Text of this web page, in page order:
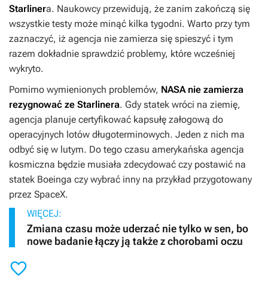
Starlinera. Naukowcy przewidują, że zanim zakończą się
wszystkie testy może minąć kilka tygodni. Warto przy tym
zaznaczyć, iż agencja nie zamierza się spieszyć i tym
razem dokładnie sprawdzić problemy, które wcześniej
wykryto.
Pomimo wymienionych problemów, NASA nie zamierza
rezygnować ze Starlinera. Gdy statek wróci na ziemię,
agencja planuje certyfikować kapsułę załogową do
operacyjnych lotów długoterminowych. Jeden z nich ma
odbyć się w lutym. Do tego czasu amerykańska agencja
kosmiczna będzie musiała zdecydować czy postawić na
statek Boeinga czy wybrać inny na przykład przygotowany
przez SpaceX.
WIĘCEJ:
Zmiana czasu może uderzać nie tylko w sen, bo
nowe badanie łączy ją także z chorobami oczu
